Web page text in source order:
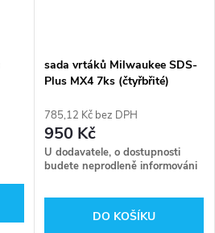
sada vrtáků Milwaukee SDS-
Plus MX4 7ks (čtyřbřité)
785,12 Kč bez DPH
950 Kč
U dodavatele, o dostupnosti
budete neprodleně informováni
DO KOŠÍKU